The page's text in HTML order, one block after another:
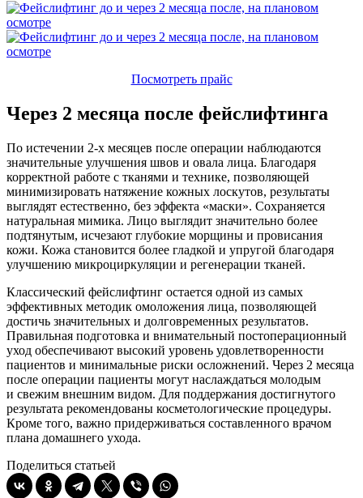
Посмотреть прайс
Через 2 месяца после фейслифтинга
По истечении 2-х месяцев после операции наблюдаются
значительные улучшения швов и овала лица. Благодаря
корректной работе с тканями и технике, позволяющей
минимизировать натяжение кожных лоскутов, результаты
выглядят естественно, без эффекта «маски». Сохраняется
натуральная мимика. Лицо выглядит значительно более
подтянутым, исчезают глубокие морщины и провисания
кожи. Кожа становится более гладкой и упругой благодаря
улучшению микроциркуляции и регенерации тканей.
Классический фейслифтинг остается одной из самых
эффективных методик омоложения лица, позволяющей
достичь значительных и долговременных результатов.
Правильная подготовка и внимательный постоперационный
уход обеспечивают высокий уровень удовлетворенности
пациентов и минимальные риски осложнений. Через 2 месяца
после операции пациенты могут наслаждаться молодым
и свежим внешним видом. Для поддержания достигнутого
результата рекомендованы косметологические процедуры.
Кроме того, важно придерживаться составленного врачом
плана домашнего ухода.
Поделиться статьей